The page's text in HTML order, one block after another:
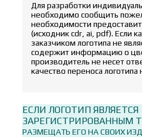
Для разработки
необходимо сообщить
необходимости
(исходник cdr, ai, pdf). Если
заказчиком логотипа не
содержит информацию о
производитель не несет
качество переноса
ЕСЛИ ЛОГОТИП ЯВЛЯЕТСЯ
ЗАРЕГИСТРИРОВАННЫМ
РАЗМЕЩАТЬ ЕГО НА СВОИХ